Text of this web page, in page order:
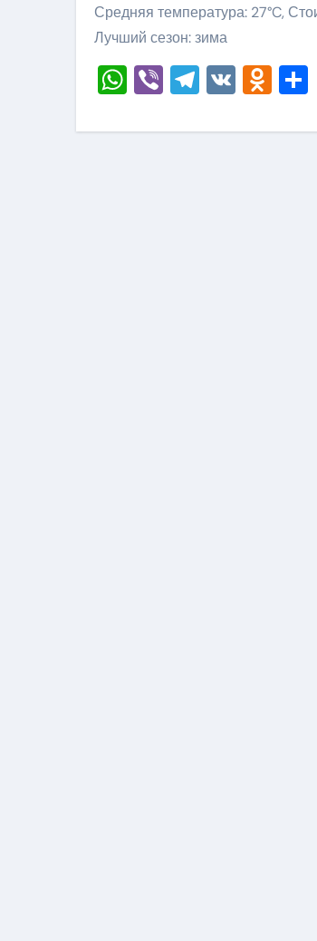
Средняя температура: 27°C,
Лучший сезон: зима
WhatsApp
ViberTelegram
VK